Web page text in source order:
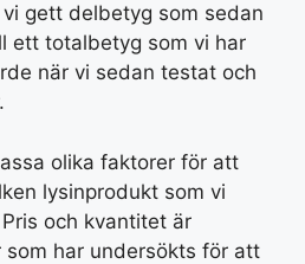
gett delbetyg som sedan
ett totalbetyg som vi har
när vi sedan testat och
olika faktorer för att
lysinprodukt som vi
och kvantitet är
som har undersökts för att